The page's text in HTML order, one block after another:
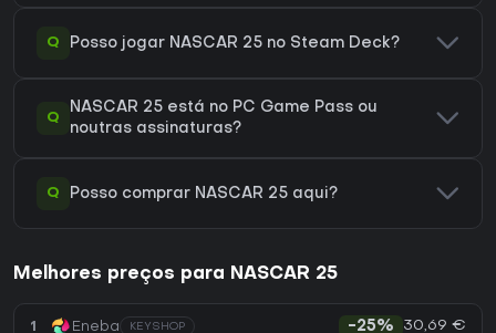
Q Posso jogar NASCAR 25 no Steam Deck?
Q
NASCAR 25 está no PC Game Pass ou
noutras assinaturas?
Q Posso comprar NASCAR 25 aqui?
Melhores preços para NASCAR 25
1 Eneba KEYSHOP -25% 30,69 €